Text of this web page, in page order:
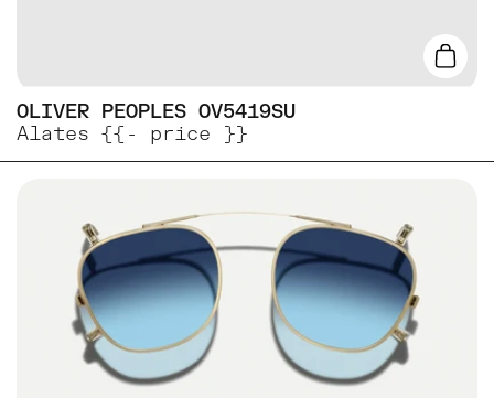
OLIVER PEOPLES OV5419SU
Alates {{- price }}